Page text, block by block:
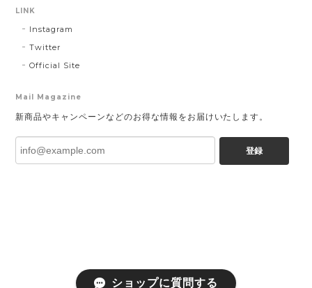
LINK
Instagram
Twitter
Official Site
Mail Magazine
新商品やキャンペーンなどのお得な情報をお届けいたします。
登録
ショップに質問する